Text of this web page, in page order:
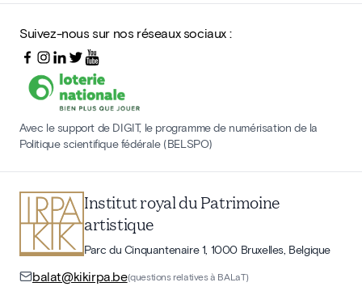
Suivez-nous sur nos réseaux sociaux :
Avec le support de DIGIT, le programme de numérisation de la
Politique scientifique fédérale (BELSPO)
Institut royal du Patrimoine
artistique
Parc du Cinquantenaire 1, 1000 Bruxelles, Belgique
balat@kikirpa.be(questions relatives à BALaT)